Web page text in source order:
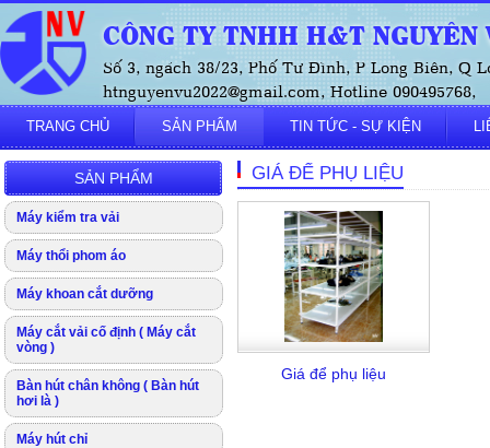
CÔNG TY TNHH H&T NGUYÊN
Số 3, ngách 38/23, Phố Tư Đình, P Long Biên, Q
htnguyenvu2022@gmail.com, Hotline 090495768,
TRANG CHỦ SẢN PHẨM TIN TỨC - SỰ KIỆN
SẢN PHẨM
Máy kiểm tra vải
Máy thổi phom áo
Máy khoan cắt dưỡng
Máy cắt vải cố định ( Máy cắt
vòng )
Bàn hút chân không ( Bàn hút
hơi là )
Máy hút chỉ
GIÁ ĐỂ PHỤ LIỆU
Giá để phụ liệu